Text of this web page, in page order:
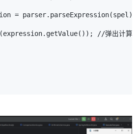
= parser. parseExpression(spel);
(expression. getValue()); //弹出计算